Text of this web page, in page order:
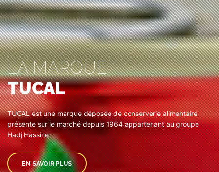
LA MARQUE
TUCAL
TUCAL est une marque déposée de conserverie alimentaire
présente sur le marché depuis 1964 appartenant au groupe
Hadj Hassine
EN SAVOIR PLUS